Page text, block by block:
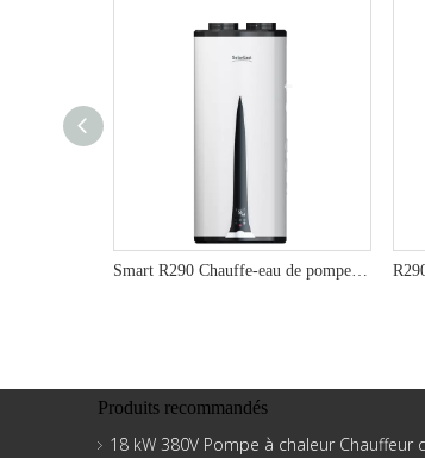
Smart R290 Chauffe-eau de pompe à chaleur - Meilleur système d'eau chaude résidentiel 220V
Produits recommandés
18 kW 380V Pompe à chaleur Chauffeur